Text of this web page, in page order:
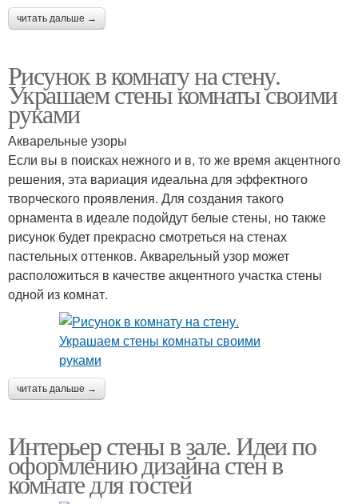
читать дальше →
Рисунок в комнату на стену.
Украшаем стены комнаты своими
руками
Акварельные узоры
Если вы в поисках нежного и в, то же время акцентного
решения, эта вариация идеальна для эффектного
творческого проявления. Для создания такого
орнамента в идеале подойдут белые стены, но также
рисунок будет прекрасно смотреться на стенах
пастельных оттенков. Акварельный узор может
расположиться в качестве акцентного участка стены
одной из комнат.
читать дальше →
Интерьер стены в зале. Идеи по
оформлению дизайна стен в
комнате для гостей